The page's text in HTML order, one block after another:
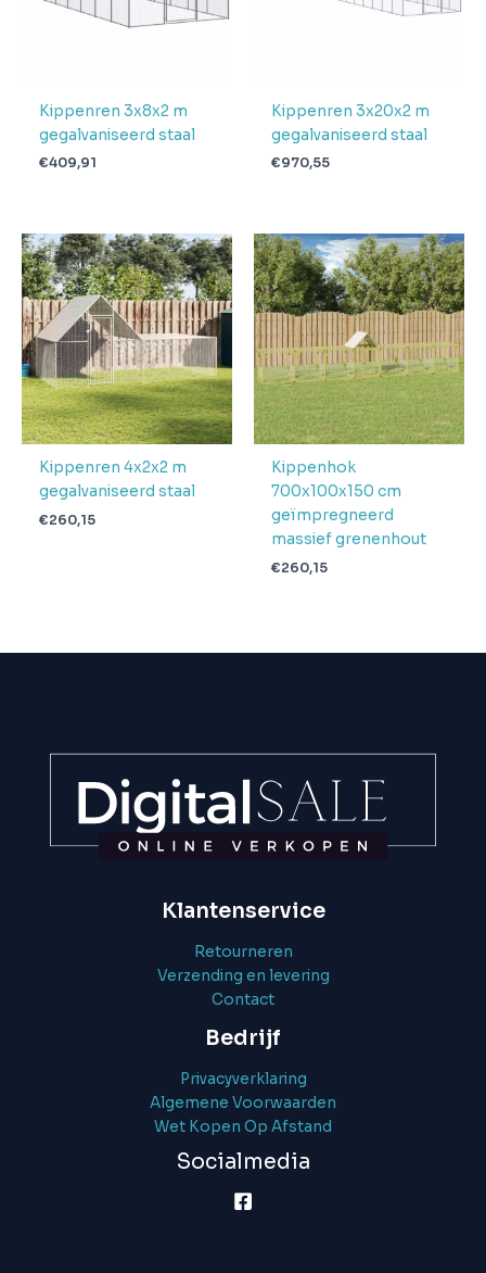
Verwachte
Kippenren 3x8x2 m
gegalvaniseerd staal
€409,91
Kippenren 3x20x2 m
gegalvaniseerd staal
€970,55
Kippenren 4x2x2 m
gegalvaniseerd staal
€260,15
Kippenhok
700x100x150 cm
geïmpregneerd
massief grenenhout
€260,15
Klantenservice
Retourneren
Verzending en levering
Contact
Bedrijf
Privacyverklaring
Algemene Voorwaarden
Wet Kopen Op Afstand
Socialmedia